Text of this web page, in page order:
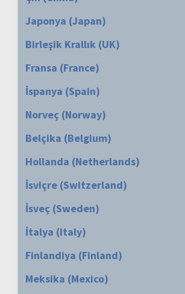
Japonya (Japan)
Birleşik Krallık (UK)
Fransa (France)
İspanya (Spain)
Norveç (Norway)
Belçika (Belgium)
Hollanda (Netherlands)
İsviçre (Switzerland)
İsveç (Sweden)
İtalya (Italy)
Finlandiya (Finland)
Meksika (Mexico)